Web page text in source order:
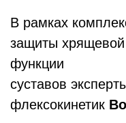
В рамках
защиты
функции
суставов
флексокинетик